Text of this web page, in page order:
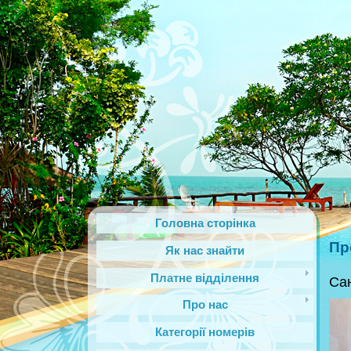
Головна сторінка
Як нас знайти
Платне відділення
Про нас
Категорії номерів